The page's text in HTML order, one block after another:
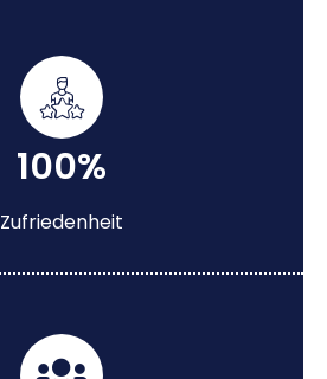
100%
Zufriedenheit